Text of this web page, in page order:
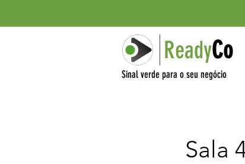
ReadyCo
Sinal verde para o seu negócio
Sala